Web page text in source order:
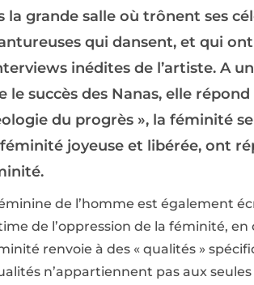
grande salle où trônent ses
qui dansent, et qui
inédites de l’artiste. A
succès des Nanas, elle
du progrès », la féminité
joyeuse et libérée, ont
de l’homme est également
de l’oppression de la féminité, en
renvoie à des « qualités »
n’appartiennent pas aux